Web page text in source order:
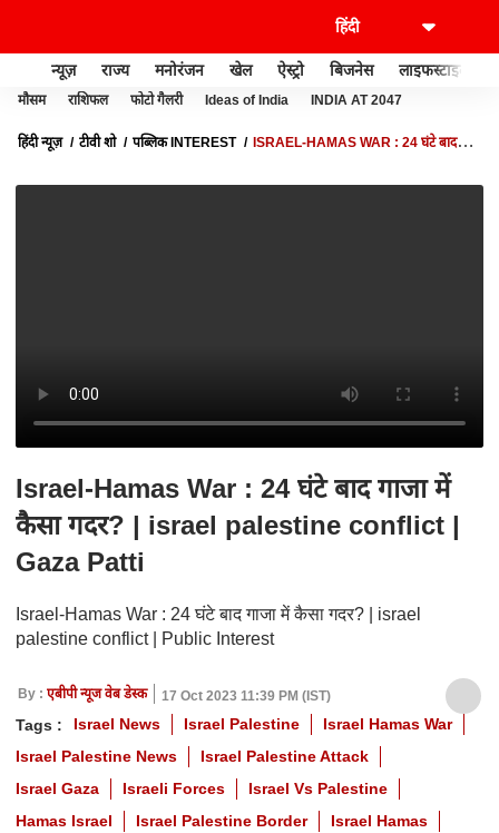
न्यूज़ राज्य मनोरंजन खेल ऐस्ट्रो बिजनेस लाइफस्टाइल
मौसम राशिफल फोटो गैलरी Ideas of India INDIA AT 2047
हिंदी न्यूज़ टीवी शो पब्लिक INTEREST
ISRAEL-HAMAS WAR : 24 घंटे बाद
Israel-Hamas War : 24 घंटे बाद गाजा में
कैसा गदर? | israel palestine conflict |
Gaza Patti
Israel-Hamas War : 24 घंटे बाद गाजा में कैसा गदर? | israel
palestine conflict | Public Interest
By : एबीपी न्यूज वेब डेस्क 17 Oct 2023 11:39 PM (IST)
Tags : Israel News Israel Palestine
Israel Hamas War
Israel Palestine News
Israel Palestine Attack
Israel Gaza
Israeli Forces
Israel Vs Palestine
Hamas Israel
Israel Palestine Border
Israel Hamas